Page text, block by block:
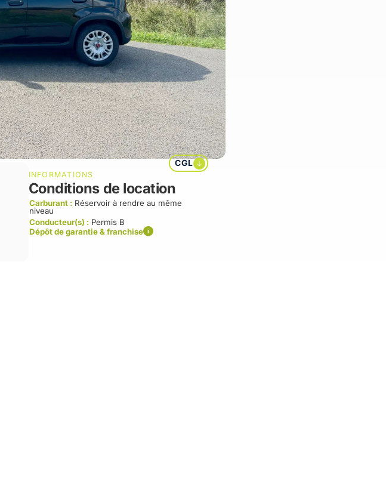
CGL
INFORMATIONS
Conditions de location
Carburant : Réservoir à rendre au même
niveau
Conducteur(s) : Permis B
Dépôt de garantie & franchise